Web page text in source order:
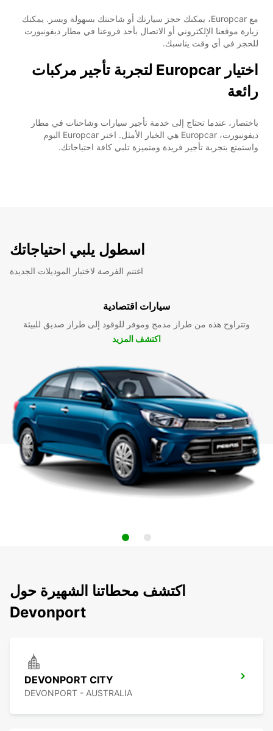
مع Europcar، يمكنك حجز سيارتك أو شاحنتك بسهولة ويسر. يمكنك
زيارة موقعنا الإلكتروني أو الاتصال بأحد فروعنا في مطار ديفونبورت
للحجز في أي وقت يناسبك.
اختيار Europcar لتجربة تأجير مركبات
رائعة
باختصار، عندما تحتاج إلى خدمة تأجير سيارات وشاحنات في مطار
ديفونبورت، Europcar هي الخيار الأمثل. اختر Europcar اليوم
واستمتع بتجربة تأجير فريدة ومتميزة تلبي كافة احتياجاتك.
اسطول يلبي احتياجاتك
اغتنم الفرصة لاختبار الموديلات الجديدة
سيارات اقتصادية
وتتراوح هذه من طراز مدمج وموفر للوقود إلى طراز صديق للبيئة
اكتشف المزيد
اكتشف محطاتنا الشهيرة حول
Devonport
DEVONPORT CITY
DEVONPORT - AUSTRALIA